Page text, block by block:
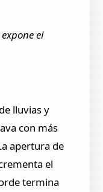
el
lluvias y
con más
apertura de
el
termina